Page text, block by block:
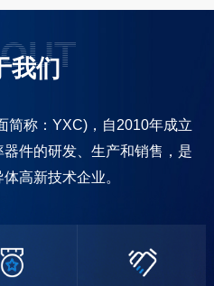
我们
简称：YXC)，自2010年成立
件的研发、生产和销售，是
高新技术企业。